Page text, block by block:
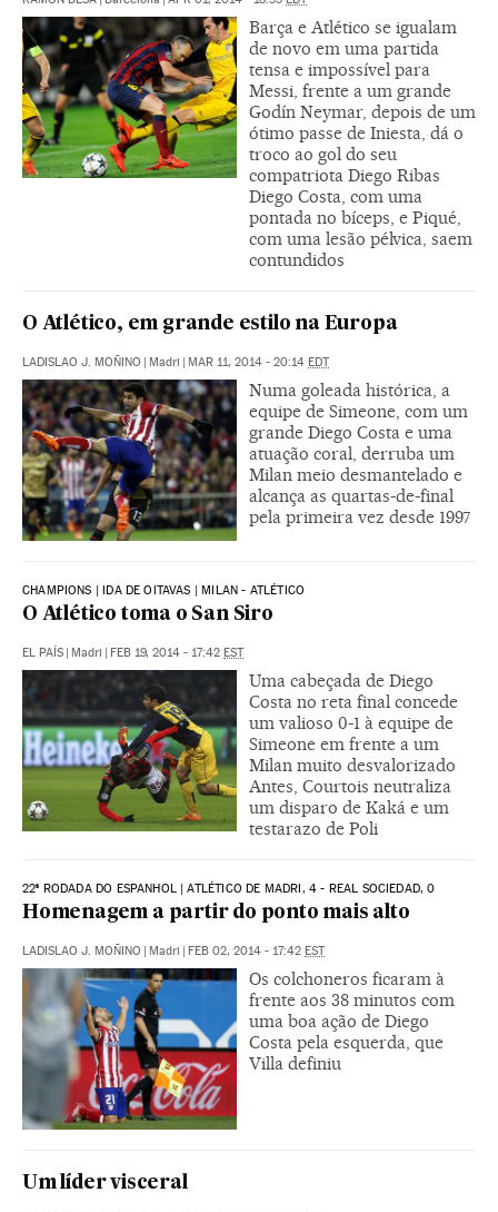
Barça e Atlético se igualam
de novo em uma partida
tensa e impossível para
Messi, frente a um grande
Godín Neymar, depois de um
ótimo passe de Iniesta, dá o
troco ao gol do seu
compatriota Diego Ribas
Diego Costa, com uma
pontada no bíceps, e Piqué,
com uma lesão pélvica, saem
contundidos
O Atlético, em grande estilo na Europa
LADISLAO J. MOÑINO | Madri | MAR 11, 2014 - 20:14 EDT
Numa goleada histórica, a
equipe de Simeone, com um
grande Diego Costa e uma
atuação coral, derruba um
Milan meio desmantelado e
alcança as quartas-de-final
pela primeira vez desde 1997
CHAMPIONS | IDA DE OITAVAS | MILAN - ATLÉTICO
O Atlético toma o San Siro
EL PAÍS | Madri | FEB 19, 2014 - 17:42 EST
Uma cabeçada de Diego
Costa no reta final concede
um valioso 0-1 à equipe de
Simeone em frente a um
Milan muito desvalorizado
Antes, Courtois neutraliza
um disparo de Kaká e um
testarazo de Poli
22ª RODADA DO ESPANHOL | ATLÉTICO DE MADRI, 4 - REAL SOCIEDAD, 0
Homenagem a partir do ponto mais alto
LADISLAO J. MOÑINO | Madri | FEB 02, 2014 - 17:42 EST
Os colchoneros ficaram à
frente aos 38 minutos com
uma boa ação de Diego
Costa pela esquerda, que
Villa definiu
Um líder visceral